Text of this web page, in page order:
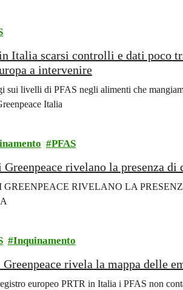
Italia scarsi controlli e dati poco
a intervenire
sui livelli di PFAS negli alimenti che
Italia
PFAS
rivelano la presenza di
RIVELANO LA
Inquinamento
rivela la mappa delle
europeo PRTR in Italia i PFAS non